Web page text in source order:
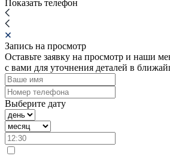
Показать телефон
Запись на просмотр
Оставьте заявку на просмотр и наши
с вами для уточнения деталей в
Выберите дату